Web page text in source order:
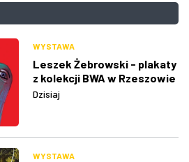
WYSTAWA
Leszek Żebrowski - plakaty
z kolekcji BWA w Rzeszowie
Dzisiaj
WYSTAWA